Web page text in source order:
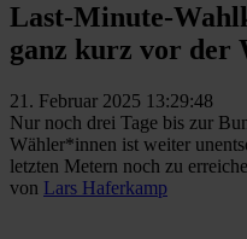
Last-Minute-
ganz kurz vor der
21. Februar 2025 13:29:48
Nur noch drei Tage bis zur
Wähler*innen ist weiter
letzten Metern noch zu
von Lars Haferkamp